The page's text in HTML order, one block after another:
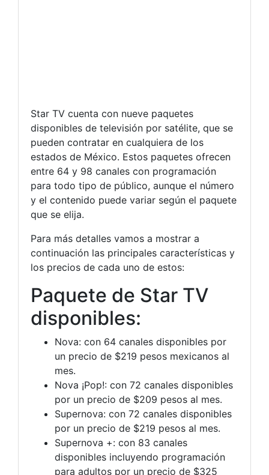
Star TV cuenta con nueve paquetes
disponibles de televisión por satélite, que se
pueden contratar en cualquiera de los
estados de México. Estos paquetes ofrecen
entre 64 y 98 canales con programación
para todo tipo de público, aunque el número
y el contenido puede variar según el paquete
que se elija.
Para más detalles vamos a mostrar a
continuación las principales características y
los precios de cada uno de estos:
Paquete de Star TV
disponibles:
Nova: con 64 canales disponibles por
un precio de $219 pesos mexicanos al
mes.
Nova ¡Pop!: con 72 canales disponibles
por un precio de $209 pesos al mes.
Supernova: con 72 canales disponibles
por un precio de $219 pesos al mes.
Supernova +: con 83 canales
disponibles incluyendo programación
para adultos por un precio de $325